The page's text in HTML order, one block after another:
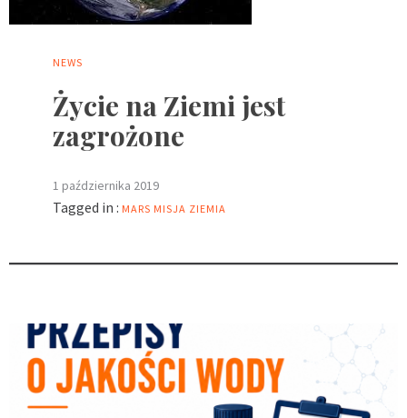
NEWS
Życie na Ziemi jest
zagrożone
1 października 2019
Tagged in : MARS MISJA ZIEMIA